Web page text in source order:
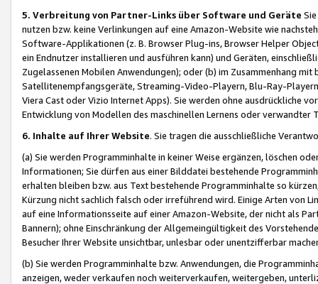
5. Verbreitung von Partner-Links über Software und Geräte
nutzen bzw. keine Verlinkungen auf eine Amazon-Website wie
Software-Applikationen (z. B. Browser Plug-ins, Browser Helper
ein Endnutzer installieren und ausführen kann) und Geräten,
Zugelassenen Mobilen Anwendungen); oder (b) im Zusammenhang
Satellitenempfangsgeräte, Streaming-Video-Playern, Blu-Ray-
Viera Cast oder Vizio Internet Apps). Sie werden ohne ausdrückliche
Entwicklung von Modellen des maschinellen Lernens oder
6. Inhalte auf Ihrer Website. Sie tragen die ausschließliche
(a) Sie werden Programminhalte in keiner Weise ergänzen, löschen
Informationen; Sie dürfen aus einer Bilddatei bestehende
erhalten bleiben bzw. aus Text bestehende Programminhalte so
Kürzung nicht sachlich falsch oder irreführend wird. Einige Arten von
auf eine Informationsseite auf einer Amazon-Website, der nicht als
Bannern); ohne Einschränkung der Allgemeingültigkeit des
Besucher Ihrer Website unsichtbar, unlesbar oder unentzifferbar
(b) Sie werden Programminhalte bzw. Anwendungen, die
anzeigen, weder verkaufen noch weiterverkaufen, weitergeben,